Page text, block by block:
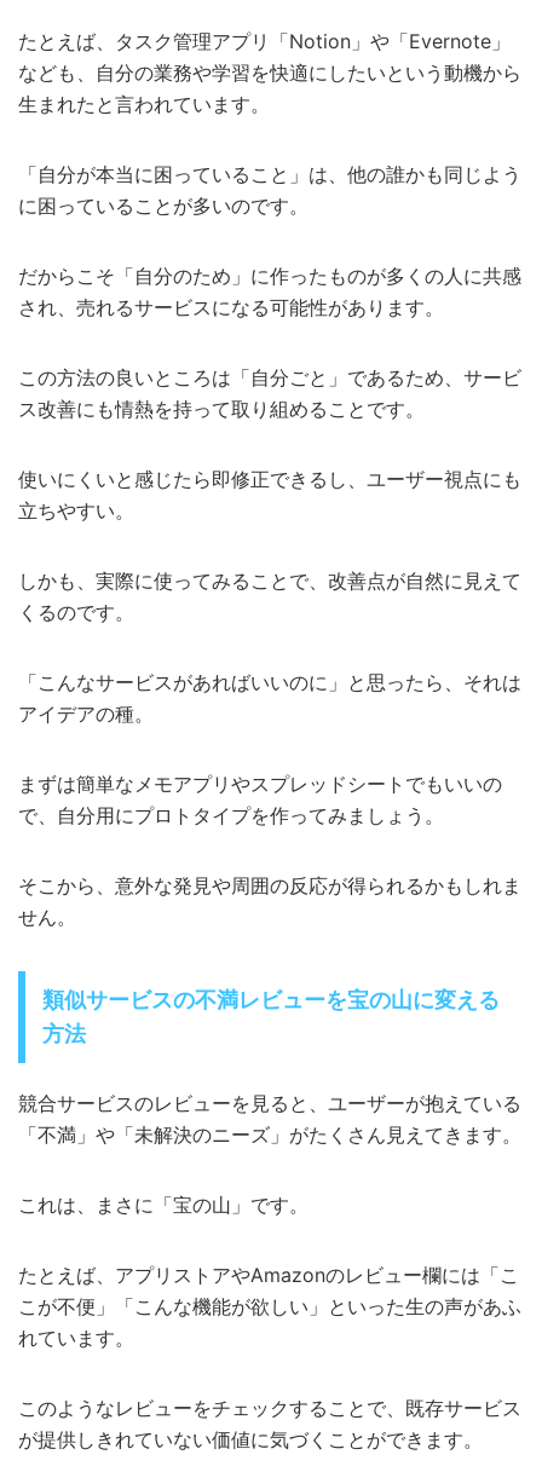
たとえば、タスク管理アプリ「Notion」や「Evernote」
なども、自分の業務や学習を快適にしたいという動機から
生まれたと言われています。
「自分が本当に困っていること」は、他の誰かも同じよう
に困っていることが多いのです。
だからこそ「自分のため」に作ったものが多くの人に共感
され、売れるサービスになる可能性があります。
この方法の良いところは「自分ごと」であるため、サービ
ス改善にも情熱を持って取り組めることです。
使いにくいと感じたら即修正できるし、ユーザー視点にも
立ちやすい。
しかも、実際に使ってみることで、改善点が自然に見えて
くるのです。
「こんなサービスがあればいいのに」と思ったら、それは
アイデアの種。
まずは簡単なメモアプリやスプレッドシートでもいいの
で、自分用にプロトタイプを作ってみましょう。
そこから、意外な発見や周囲の反応が得られるかもしれま
せん。
類似サービスの不満レビューを宝の山に変える
方法
競合サービスのレビューを見ると、ユーザーが抱えている
「不満」や「未解決のニーズ」がたくさん見えてきます。
これは、まさに「宝の山」です。
たとえば、アプリストアやAmazonのレビュー欄には「こ
こが不便」「こんな機能が欲しい」といった生の声があふ
れています。
このようなレビューをチェックすることで、既存サービス
が提供しきれていない価値に気づくことができます。